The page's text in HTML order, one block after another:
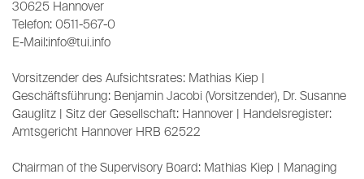
30625 Hannover
Telefon: 0511-567-0
E-Mail:info@tui.info
Vorsitzender des Aufsichtsrates: Mathias Kiep |
Geschäftsführung: Benjamin Jacobi (Vorsitzender), Dr. Susanne
Gauglitz | Sitz der Gesellschaft: Hannover | Handelsregister:
Amtsgericht Hannover HRB 62522
Chairman of the Supervisory Board: Mathias Kiep | Managing